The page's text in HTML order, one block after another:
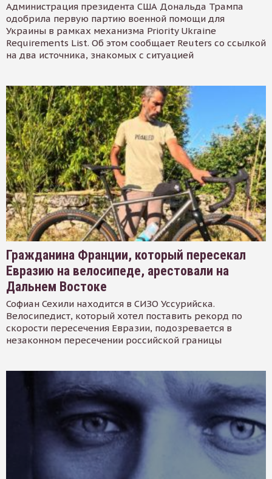
Администрация президента США Дональда Трампа
одобрила первую партию военной помощи для
Украины в рамках механизма Priority Ukraine
Requirements List. Об этом сообщает Reuters со ссылкой
на два источника, знакомых с ситуацией
Гражданина Франции, который пересекал
Евразию на велосипеде, арестовали на
Дальнем Востоке
Софиан Сехили находится в СИЗО Уссурийска.
Велосипедист, который хотел поставить рекорд по
скорости пересечения Евразии, подозревается в
незаконном пересечении российской границы